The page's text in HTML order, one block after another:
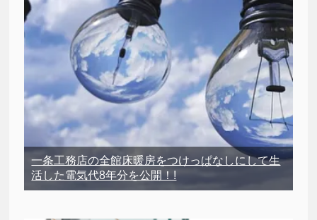
一条工務店の全館床暖房をつけっぱなしにして生
活した電気代8年分を公開！!